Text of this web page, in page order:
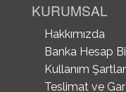
KURUMSAL
Hakkımızda
Banka Hesap
Kullanım
Teslimat ve